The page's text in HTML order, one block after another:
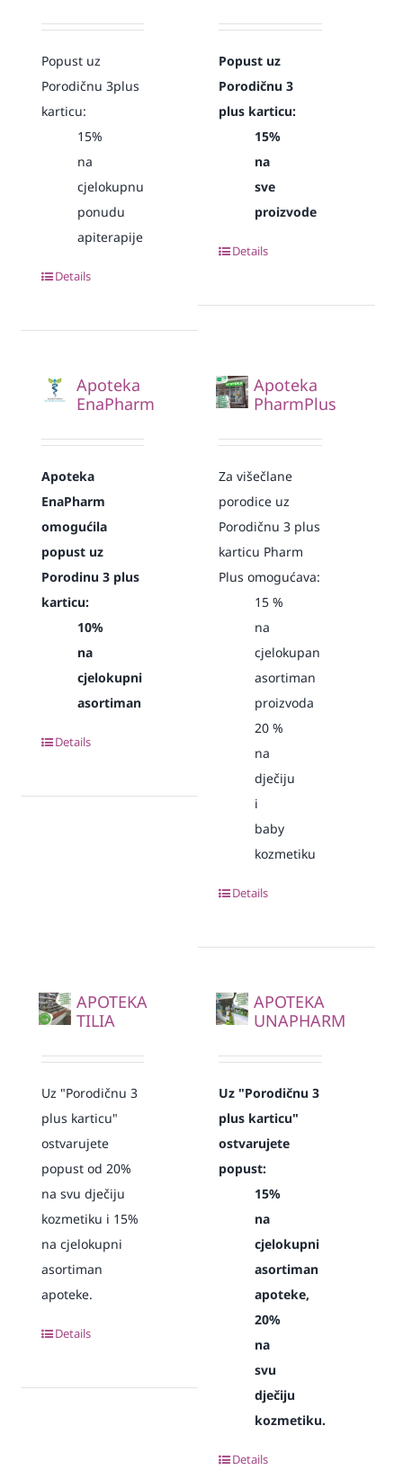
Popust uz
Porodičnu 3plus
karticu:
15%
na
cjelokupnu
ponudu
apiterapije
Details
Popust uz
Porodičnu 3
plus karticu:
15%
na
sve
proizvode
Details
Apoteka
EnaPharm
Apoteka
EnaPharm
omogućila
popust uz
Porodinu 3 plus
karticu:
10%
na
cjelokupni
asortiman
Details
Apoteka
PharmPlus
Za višečlane
porodice uz
Porodičnu 3 plus
karticu Pharm
Plus omogućava:
15%
na
cjelokupan
asortiman
proizvoda
20%
na
dječiju
i
baby
kozmetiku
Details
APOTEKA
TILIA
Uz "Porodičnu 3
plus karticu"
ostvarujete
popust od 20%
na svu dječiju
kozmetiku i 15%
na cjelokupni
asortiman
apoteke.
Details
APOTEKA
UNAPHARM
Uz "Porodičnu 3
plus karticu"
ostvarujete
popust:
15%
na
cjelokupni
asortiman
apoteke,
20%
na
svu
dječiju
kozmetiku.
Details